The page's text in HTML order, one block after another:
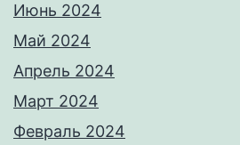
Июнь 2024
Май 2024
Апрель 2024
Март 2024
Февраль 2024